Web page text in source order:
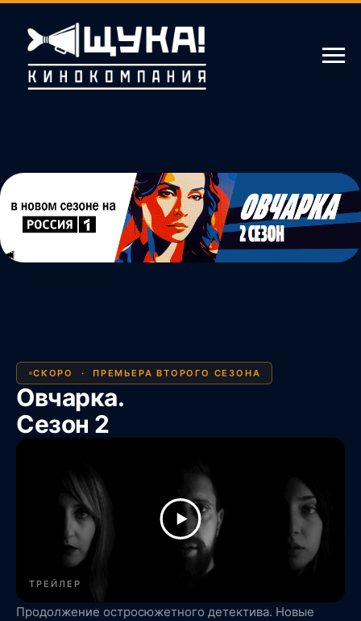
СКОРО · ПРЕМЬЕРА ВТОРОГО СЕЗОНА
Овчарка.
Сезон 2
ТРЕЙЛЕР
Продолжение остросюжетного детектива. Новые